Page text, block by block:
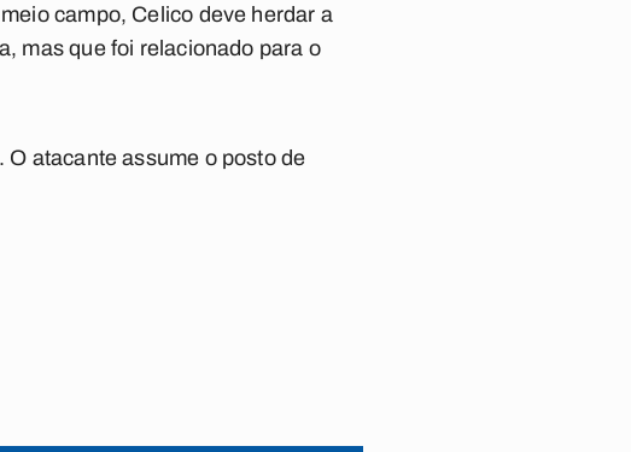
campo, Celico deve herdar a
mas que foi relacionado para o
atacante assume o posto de